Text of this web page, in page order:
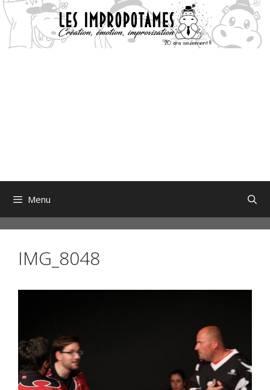
Aller
au
contenu
Menu
IMG_8048